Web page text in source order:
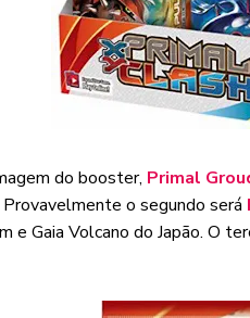
do booster, Primal
o segundo será
e Gaia Volcano do Japão. O